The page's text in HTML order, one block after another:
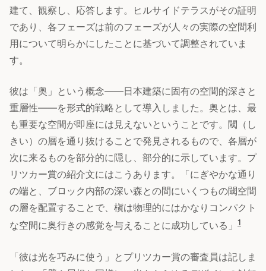
建て、観察し、応答します。ヒルサイドテラスがその証明
であり、各フェーズは前のフェーズが人々の実際の空間利
用について明らかにしたことに基づいて調整されていま
す。
彼は「奥」という概念——日本建築に固有の空間的深さと
重層性——を形式的戦略として導入しました。奥とは、最
も重要な空間が即座には見えないということです。閾（し
きい）の層を通り抜けることで発見されるもので、各層が
次に来るものを部分的に隠し、部分的に示しています。プ
リツカー賞の紹介文にはこうあります。「にぎやかな通り
の端と、ブロック内部の深い森との間にいくつもの閾空間
の層を配置することで、槇は物理的にはかなりコンパクト
な空間に奥行きの感覚を与えることに成功している」 1
「彼は光を巧みに使う」とプリツカー賞の審査員は記しま